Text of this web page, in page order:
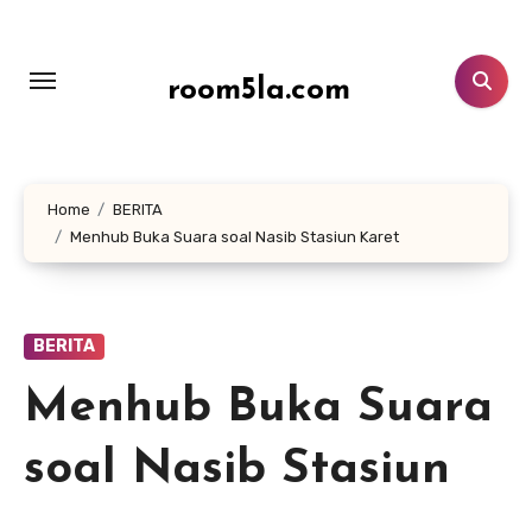
konten
room5la.com
Home
BERITA
Menhub Buka Suara soal Nasib Stasiun Karet
BERITA
Menhub Buka Suara
soal Nasib Stasiun